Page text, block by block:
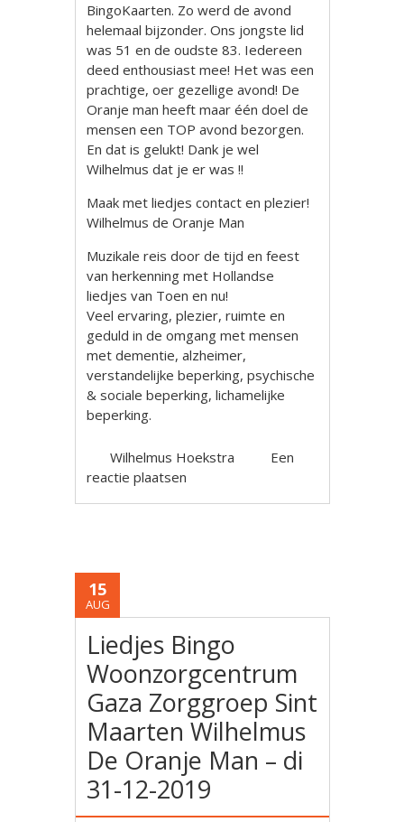
BingoKaarten. Zo werd de avond
helemaal bijzonder. Ons jongste lid
was 51 en de oudste 83. Iedereen
deed enthousiast mee! Het was een
prachtige, oer gezellige avond! De
Oranje man heeft maar één doel de
mensen een TOP avond bezorgen.
En dat is gelukt! Dank je wel
Wilhelmus dat je er was !!
Maak met liedjes contact en plezier!
Wilhelmus de Oranje Man
Muzikale reis door de tijd en feest
van herkenning met Hollandse
liedjes van Toen en nu!
Veel ervaring, plezier, ruimte en
geduld in de omgang met mensen
met dementie, alzheimer,
verstandelijke beperking, psychische
& sociale beperking, lichamelijke
beperking.
Wilhelmus Hoekstra
Een
reactie plaatsen
15
AUG
Liedjes Bingo
Woonzorgcentrum
Gaza Zorggroep Sint
Maarten Wilhelmus
De Oranje Man – di
31-12-2019